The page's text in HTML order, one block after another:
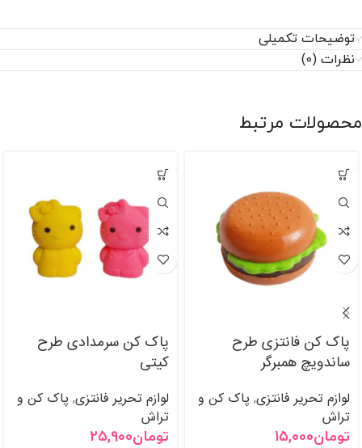
توضیحات تکمیلی
نظرات (0)
محصولات مرتبط
پاک کن فانتزی طرح
ساندویچ همبرگر
لوازم تحریر فانتزی, پاک کن و
تراش
تومان15,000
پاک کن سرمدادی طرح
کیتی
لوازم تحریر فانتزی, پاک کن و
تراش
تومان25,900